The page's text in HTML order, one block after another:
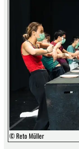
© Reto Müller